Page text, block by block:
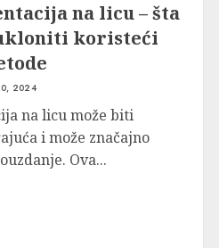
na licu – šta
koristeći
2024
na licu može biti
i može značajno
Ova...